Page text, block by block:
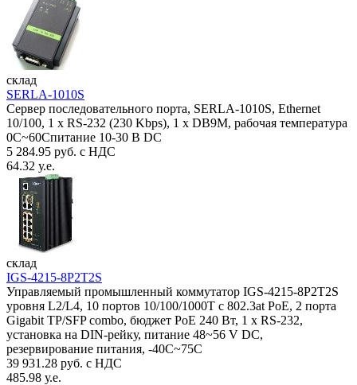
склад
SERLA-1010S
Сервер последовательного порта, SERLA-1010S, Ethernet
10/100, 1 x RS-232 (230 Kbps), 1 x DB9M, рабочая температура
0C~60Спитание 10-30 В DC
5 284.95 руб. с НДС
64.32 у.е.
склад
IGS-4215-8P2T2S
Управляемый промышленный коммутатор IGS-4215-8P2T2S
уровня L2/L4, 10 портов 10/100/1000T с 802.3at PoE, 2 порта
Gigabit TP/SFP combo, бюджет PoE 240 Вт, 1 x RS-232,
установка на DIN-рейку, питание 48~56 V DC,
резервирование питания, -40С~75C
39 931.28 руб. с НДС
485.98 у.е.